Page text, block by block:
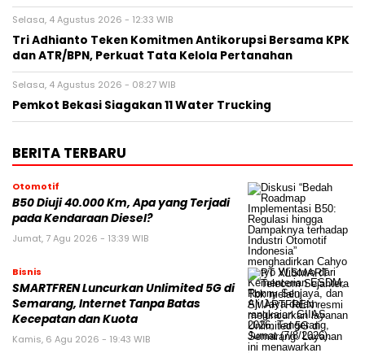
Selasa, 4 Agustus 2026 - 12:33 WIB
Tri Adhianto Teken Komitmen Antikorupsi Bersama KPK
dan ATR/BPN, Perkuat Tata Kelola Pertanahan
Selasa, 4 Agustus 2026 - 08:27 WIB
Pemkot Bekasi Siagakan 11 Water Trucking
BERITA TERBARU
Otomotif
B50 Diuji 40.000 Km, Apa yang Terjadi
pada Kendaraan Diesel?
Jumat, 7 Agu 2026 - 13:39 WIB
Bisnis
SMARTFREN Luncurkan Unlimited 5G di
Semarang, Internet Tanpa Batas
Kecepatan dan Kuota
Kamis, 6 Agu 2026 - 19:43 WIB